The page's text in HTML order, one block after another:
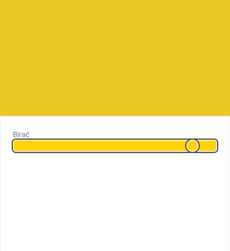
Birač